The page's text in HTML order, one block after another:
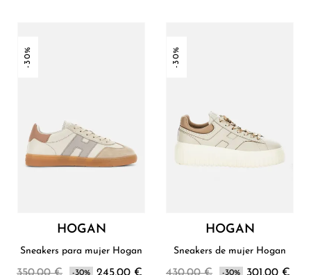
-30%
HOGAN
Sneakers para mujer Hogan
-30%
-30%
HOGAN
Sneakers de mujer Hogan
-30%